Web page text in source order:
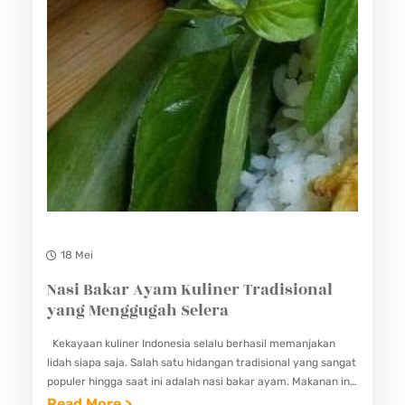
N
I
N
E
S
I
L
18 Mei
Nasi Bakar Ayam Kuliner Tradisional
yang Menggugah Selera
Kekayaan kuliner Indonesia selalu berhasil memanjakan
lidah siapa saja. Salah satu hidangan tradisional yang sangat
populer hingga saat ini adalah nasi bakar ayam. Makanan ini
menggabungkan teknik memasak tradisional dengan bumbu